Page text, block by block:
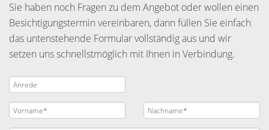
Sie haben noch Fragen zu dem Angebot oder wollen einen
Besichtigungstermin vereinbaren, dann füllen Sie einfach
das untenstehende Formular vollständig aus und wir
setzen uns schnellstmöglich mit Ihnen in Verbindung.